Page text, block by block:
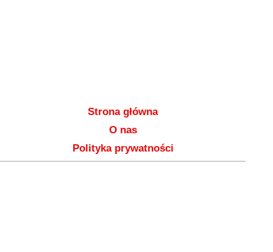
Strona główna
O nas
Polityka prywatności